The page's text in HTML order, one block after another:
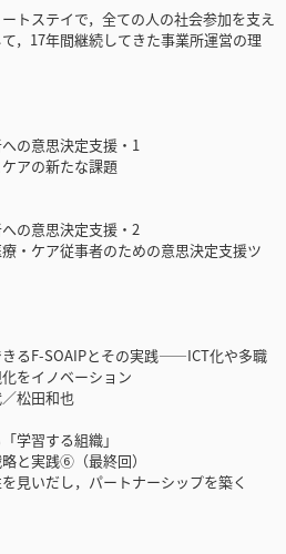
トステイで，全ての人の社会参加を支え
，17年間継続してきた事業所運営の理
の意思決定支援・1
アの新たな課題
の意思決定支援・2
・ケア従事者のための意思決定支援ツ
るF-SOAIPとその実践――ICT化や多職
をイノベーション
松田和也
学習する組織」
と実践⑥（最終回）
見いだし，パートナーシップを築く